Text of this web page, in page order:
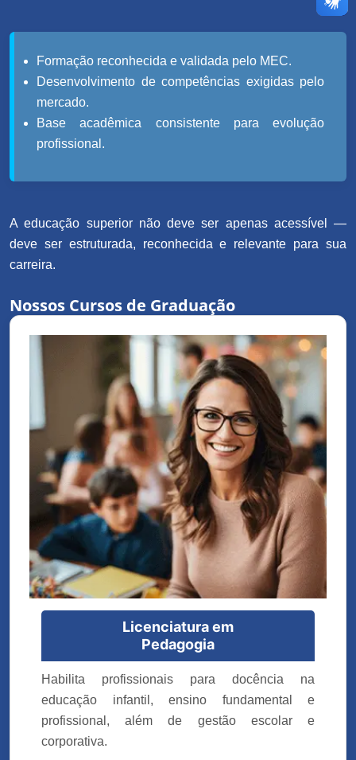
Formação reconhecida e validada pelo MEC.
Desenvolvimento de competências exigidas pelo
mercado.
Base acadêmica consistente para evolução
profissional.
A educação superior não deve ser apenas acessível —
deve ser estruturada, reconhecida e relevante para sua
carreira.
Nossos Cursos de Graduação
Licenciatura em
Pedagogia
Habilita profissionais para docência na
educação infantil, ensino fundamental e
profissional, além de gestão escolar e
corporativa.